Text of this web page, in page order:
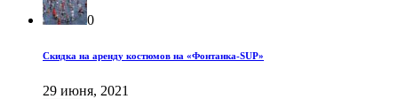
0
Скидка на аренду костюмов на «Фонтанка-SUP»
29 июня, 2021